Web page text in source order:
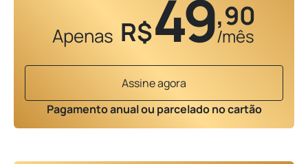
Apenas R$49,90
/mês
Assine agora
Pagamento anual ou parcelado no cartão